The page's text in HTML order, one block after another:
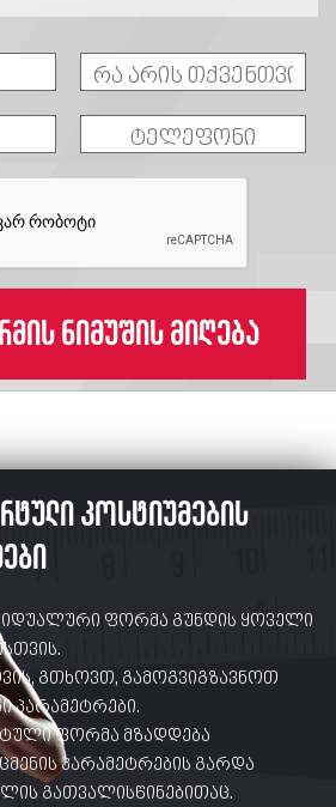
ნიმუშის მიღება
კოსტიუმების
ფორმა გუნდის ყოველი
გთხოვთ, გამოგვიგზავნოთ
პარამეტრები.
ფორმა მზადდება
პარამეტრების გარდა
გათვალისწინებითაც.